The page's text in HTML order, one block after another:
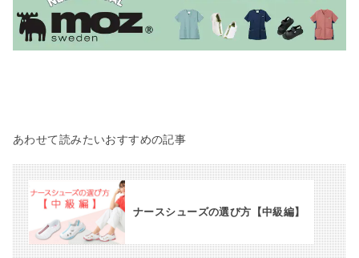
あわせて読みたいおすすめの記事
ナースシューズの選び方【中級編】